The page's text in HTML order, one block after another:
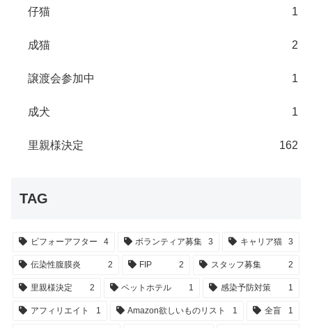
仔猫 1
成猫 2
譲渡会参加中 1
成犬 1
里親様決定 162
TAG
ビフォーアフター 4 ボランティア募集 3 キャリア猫 3
伝染性腹膜炎 2 FIP 2 スタッフ募集 2
里親様決定 2 ペットホテル 1 感染予防対策 1
アフィリエイト 1 Amazon欲しいものリスト 1 全盲 1